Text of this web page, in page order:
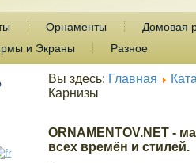
Орнаменты
Домовая
и Экраны Разное
Вы здесь: Главная
Карнизы
ORNAMENTOV.NET -
всех времён и стилей.